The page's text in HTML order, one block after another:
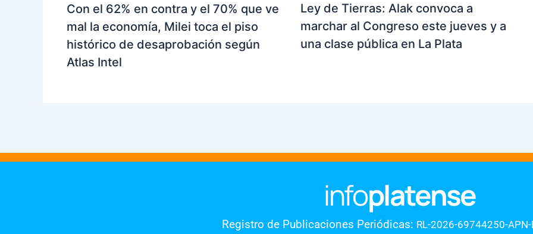
Con el 62% en contra y el 70% que ve
mal la economía, Milei toca el piso
histórico de desaprobación según
Atlas Intel
Ley de Tierras: Alak convoca a
marchar al Congreso este jueves y a
una clase pública en La Plata
Registro de Publicaciones Periódicas: RL-2026-69744250-